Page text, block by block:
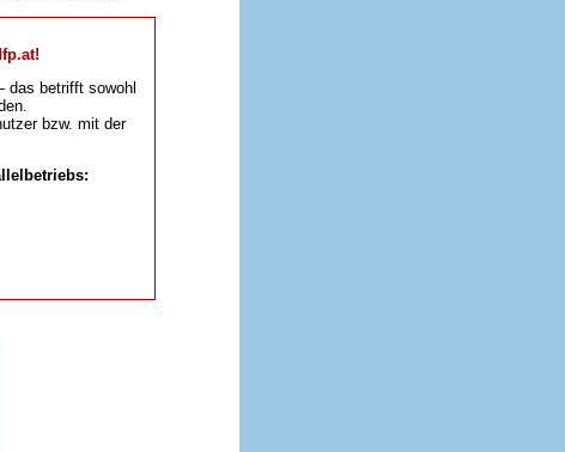
das betrifft sowohl
bzw. mit der